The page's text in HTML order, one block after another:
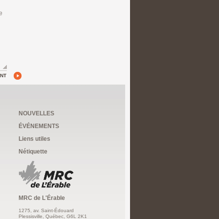
NOUVELLES
ÉVÉNEMENTS
Liens utiles
Nétiquette
MRC de L'Érable
1275, av. Saint-Édouard
Plessisville, Québec, G6L 2K1